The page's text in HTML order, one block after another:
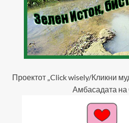
Проектот „Click wisely/Кликни
Амбасадата